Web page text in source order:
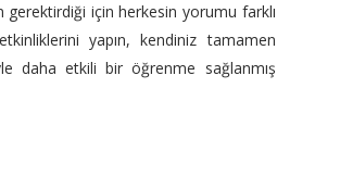
gerektirdiği için herkesin yorumu farklı
yapın, kendiniz tamamen
daha etkili bir öğrenme sağlanmış